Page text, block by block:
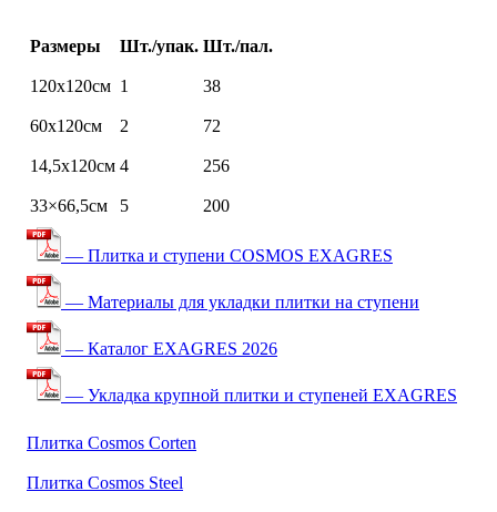
Размеры Шт./упак. Шт./пал.
120х120см 1 38
60х120см 2 72
14,5х120см 4 256
33×66,5см 5 200
— Плитка и ступени COSMOS EXAGRES
— Материалы для укладки плитки на ступени
— Каталог EXAGRES 2026
— Укладка крупной плитки и ступеней EXAGRES
Плитка Cosmos Corten
Плитка Cosmos Steel